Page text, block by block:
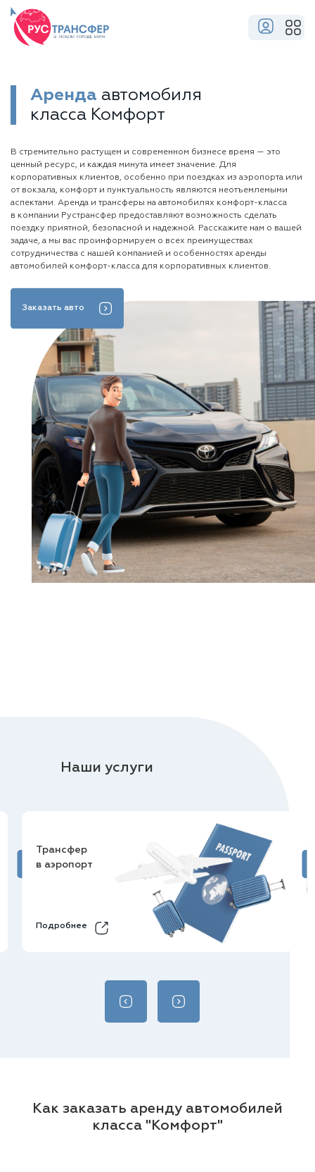
Аренда автомобиля
класса Комфорт
В стремительно растущем и современном бизнесе время — это
ценный ресурс, и каждая минута имеет значение. Для
корпоративных клиентов, особенно при поездках из аэропорта или
от вокзала, комфорт и пунктуальность являются неотъемлемыми
аспектами. Аренда и трансферы на автомобилях комфорт-класса
в компании Рустрансфер предоставляют возможность сделать
поездку приятной, безопасной и надежной. Расскажите нам о вашей
задаче, а мы вас проинформируем о всех преимуществах
сотрудничества с нашей компанией и особенностях аренды
автомобилей комфорт-класса для корпоративных клиентов.
Заказать авто
Наши услуги
Трансфер
в аэропорт
Подробнее
Как заказать аренду автомобилей
класса "Комфорт"